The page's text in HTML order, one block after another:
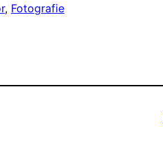
, Fotografie